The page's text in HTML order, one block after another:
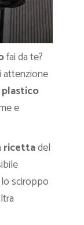
fai da te?
attenzione
e
ricettadel
sciroppo